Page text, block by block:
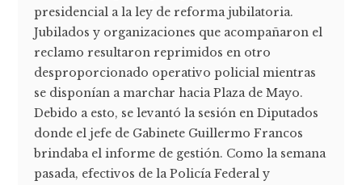
presidencial a la ley de reforma jubilatoria.
Jubilados y organizaciones que acompañaron el
reclamo resultaron reprimidos en otro
desproporcionado operativo policial mientras
se disponían a marchar hacia Plaza de Mayo.
Debido a esto, se levantó la sesión en Diputados
donde el jefe de Gabinete Guillermo Francos
brindaba el informe de gestión. Como la semana
pasada, efectivos de la Policía Federal y